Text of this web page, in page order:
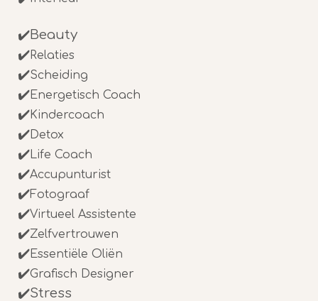
✔️Beauty
✔️Relaties
✔️Scheiding
✔️Energetisch Coach
✔️Kindercoach
✔️Detox
✔️Life Coach
✔️Accupunturist
✔️Fotograaf
✔️Virtueel Assistente
✔️Zelfvertrouwen
✔️Essentiële Oliën
✔️Grafisch Designer
✔️Stress